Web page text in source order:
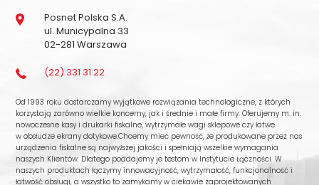
Posnet Polska S.A.
ul. Municypalna 33
02-281 Warszawa
(22) 331 31 22
Od 1993 roku dostarczamy wyjątkowe rozwiązania technologiczne, z których
korzystają zarówno wielkie koncerny, jak i średnie i małe firmy. Oferujemy m. in.
nowoczesne kasy i drukarki fiskalne, wytrzymałe wagi sklepowe czy łatwe
w obsłudze ekrany dotykowe.Chcemy mieć pewność, że produkowane przez nas
urządzenia fiskalne są najwyższej jakości i spełniają wszelkie wymagania
naszych Klientów. Dlatego poddajemy je testom w Instytucie Łączności. W
naszych produktach łączymy innowacyjność, wytrzymałość, funkcjonalność i
łatwość obsługi, a wszystko to zamykamy w ciekawie zaprojektowanych